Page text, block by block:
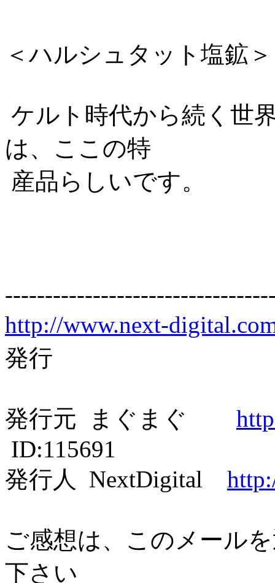
＜ハルシュタット塩鉱＞
ケルト時代から続く世
は、ここの特
産品らしいです。
http://www.next-
発行
発行元 まぐまぐ
ID:115691
発行人 NextDigital
ご感想は、このメール
下さい